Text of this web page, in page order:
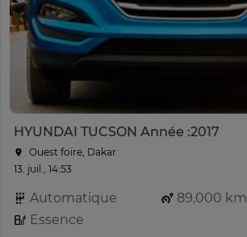
HYUNDAI TUCSON Année :2017
Ouest foire, Dakar
13. juil., 14:53
Automatique
89,000 km
Essence